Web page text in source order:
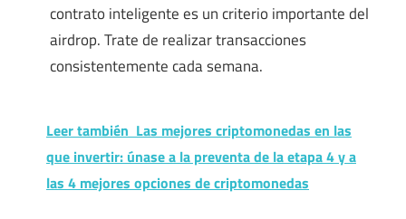
contrato inteligente es un criterio importante del
airdrop. Trate de realizar transacciones
consistentemente cada semana.
Leer también Las mejores criptomonedas en las
que invertir: únase a la preventa de la etapa 4 y a
las 4 mejores opciones de criptomonedas